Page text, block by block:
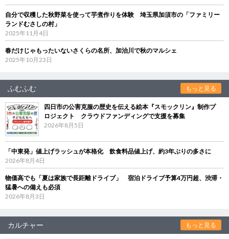
自分で収穫した秋野菜を使って芋煮作りを体験 埼玉県加須市の「ファミリー
ランドむさしの村」
2025年11月4日
春だけじゃもったいないさくらの名所、加治川で秋のマルシェ
2025年10月23日
ふむふむ もっと見る
四日市の公害克服の歴史を伝える絵本『スモックリン』制作プ
ロジェクト クラウドファンディングで支援を募集
2026年8月5日
「中東発」値上げラッシュが本格化 飲食料品値上げ、約3年ぶりの多さに
2026年8月4日
物価高でも「夏は家族で長距離ドライブ」 宿泊ドライブ予算4万円超、渋滞・
猛暑への備えも必須
2026年8月3日
カルチャー もっと見る